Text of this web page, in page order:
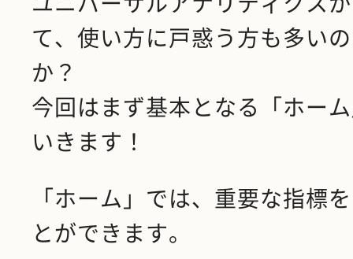
て、使い方に戸惑う方も多い
か？
今回はまず基本となる「ホー
いきます！
「ホーム」では、重要な指標
とができます。